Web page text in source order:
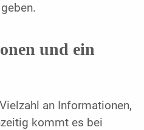
und ein
an Informationen,
kommt es bei